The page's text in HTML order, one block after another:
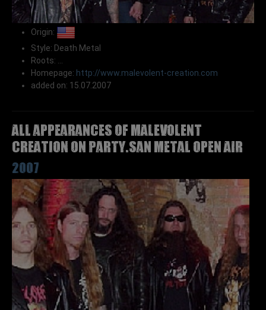
Origin:
Style: Death Metal
Roots: ...
Homepage: http://www.malevolent-creation.com
added on: 15.07.2007
All appearances of MALEVOLENT
CREATION on Party.San Metal Open Air
2007